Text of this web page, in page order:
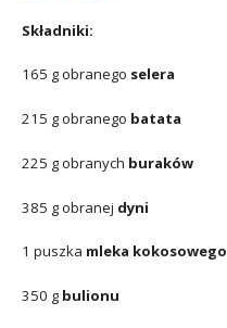
Składniki:
165 g obranego selera
215 g obranego batata
225 g obranych buraków
385 g obranej dyni
1 puszka mleka kokosowego
350 g bulionu